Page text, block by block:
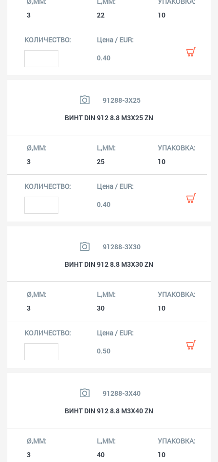
3 22 10
0.40
91288-3X25
ВИНТ DIN 912 8.8 M3X25 ZN
3 25 10
0.40
91288-3X30
ВИНТ DIN 912 8.8 M3X30 ZN
3 30 10
0.50
91288-3X40
ВИНТ DIN 912 8.8 M3X40 ZN
3 40 10